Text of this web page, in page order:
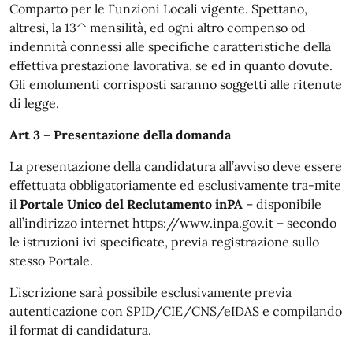
Comparto per le Funzioni Locali vigente. Spettano,
altresì, la 13^ mensilità, ed ogni altro compenso od
indennità connessi alle specifiche caratteristiche della
effettiva prestazione lavorativa, se ed in quanto dovute.
Gli emolumenti corrisposti saranno soggetti alle ritenute
di legge.
Art 3 – Presentazione della domanda
La presentazione della candidatura all’avviso deve essere
effettuata obbligatoriamente ed esclusivamente tra-mite
il Portale Unico del Reclutamento inPA – disponibile
all’indirizzo internet https://www.inpa.gov.it – secondo
le istruzioni ivi specificate, previa registrazione sullo
stesso Portale.
L’iscrizione sarà possibile esclusivamente previa
autenticazione con SPID/CIE/CNS/eIDAS e compilando
il format di candidatura.